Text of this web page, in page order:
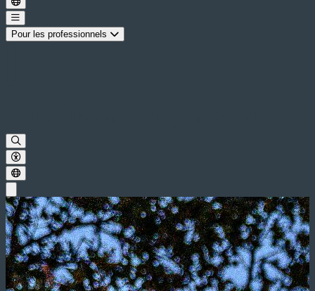
Pour les professionnels